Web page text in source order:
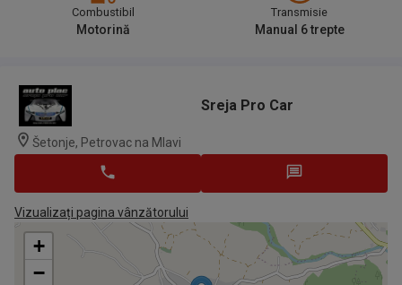
Combustibil
Motorină
Transmisie
Manual 6 trepte
Sreja Pro Car
Šetonje, Petrovac na Mlavi
Vizualizați pagina vânzătorului
+
−